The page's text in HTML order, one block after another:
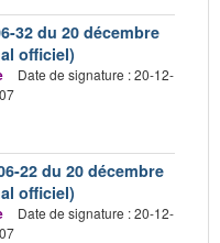
32 du 20 décembre
officiel)
Date de signature : 20-12-
22 du 20 décembre
officiel)
Date de signature : 20-12-